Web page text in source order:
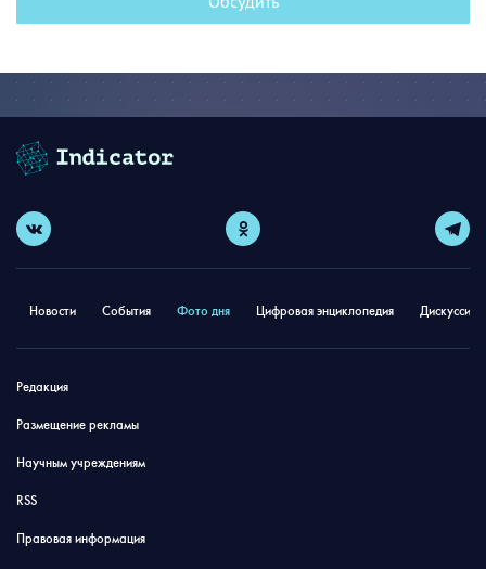
Новости События Фото дня Цифровая энциклопедия
Редакция
Размещение рекламы
Научным учреждениям
RSS
Правовая информация